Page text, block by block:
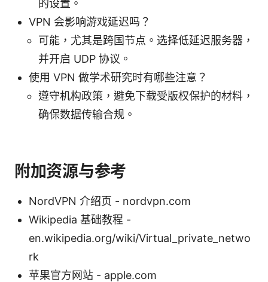
的设置。
VPN 会影响游戏延迟吗？
可能，尤其是跨国节点。选择低延迟服务器，
并开启 UDP 协议。
使用 VPN 做学术研究时有哪些注意？
遵守机构政策，避免下载受版权保护的材料，
确保数据传输合规。
附加资源与参考
NordVPN 介绍页 - nordvpn.com
Wikipedia 基础教程 -
en.wikipedia.org/wiki/Virtual_private_netwo
rk
苹果官方网站 - apple.com